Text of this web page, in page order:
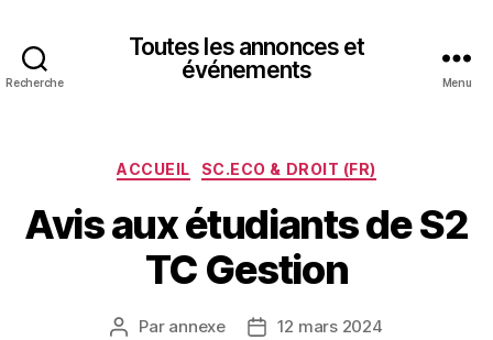
Recherche
Toutes les annonces et
événements
Menu
Catégories
ACCUEIL SC.ECO & DROIT (FR)
Avis aux étudiants de S2
TC Gestion
Auteur
Par annexe
Date12 mars 2024